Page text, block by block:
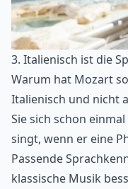
3. Italienisch ist die
Warum hat Mozart
Italienisch und nicht
Sie sich schon
singt, wenn er eine
Passende
klassische Musik